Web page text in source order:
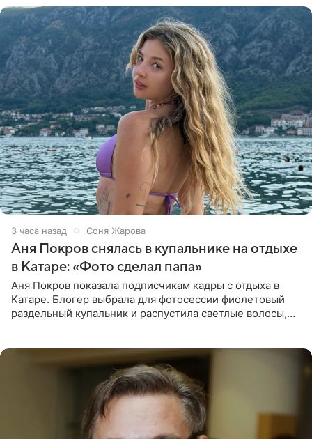
3 часа назад Соня Жарова
Аня Покров снялась в купальнике на отдыхе
в Катаре: «Фото сделал папа»
Аня Покров показала подписчикам кадры с отдыха в
Катаре. Блогер выбрала для фотосессии фиолетовый
раздельный купальник и распустила светлые волосы,